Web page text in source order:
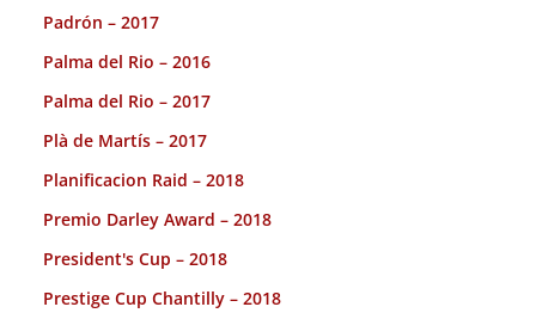
Padrón – 2017
Palma del Rio – 2016
Palma del Rio – 2017
Plà de Martís – 2017
Planificacion Raid – 2018
Premio Darley Award – 2018
President's Cup – 2018
Prestige Cup Chantilly – 2018